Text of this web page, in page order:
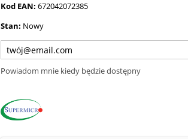
Kod EAN: 672042072385
Stan: Nowy
Powiadom mnie kiedy będzie dostępny